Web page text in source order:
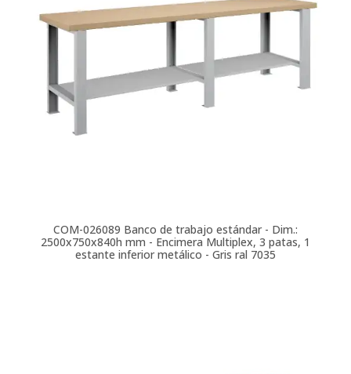
COM-026089 Banco de trabajo estándar - Dim.:
2500x750x840h mm - Encimera Multiplex, 3 patas, 1
estante inferior metálico - Gris ral 7035